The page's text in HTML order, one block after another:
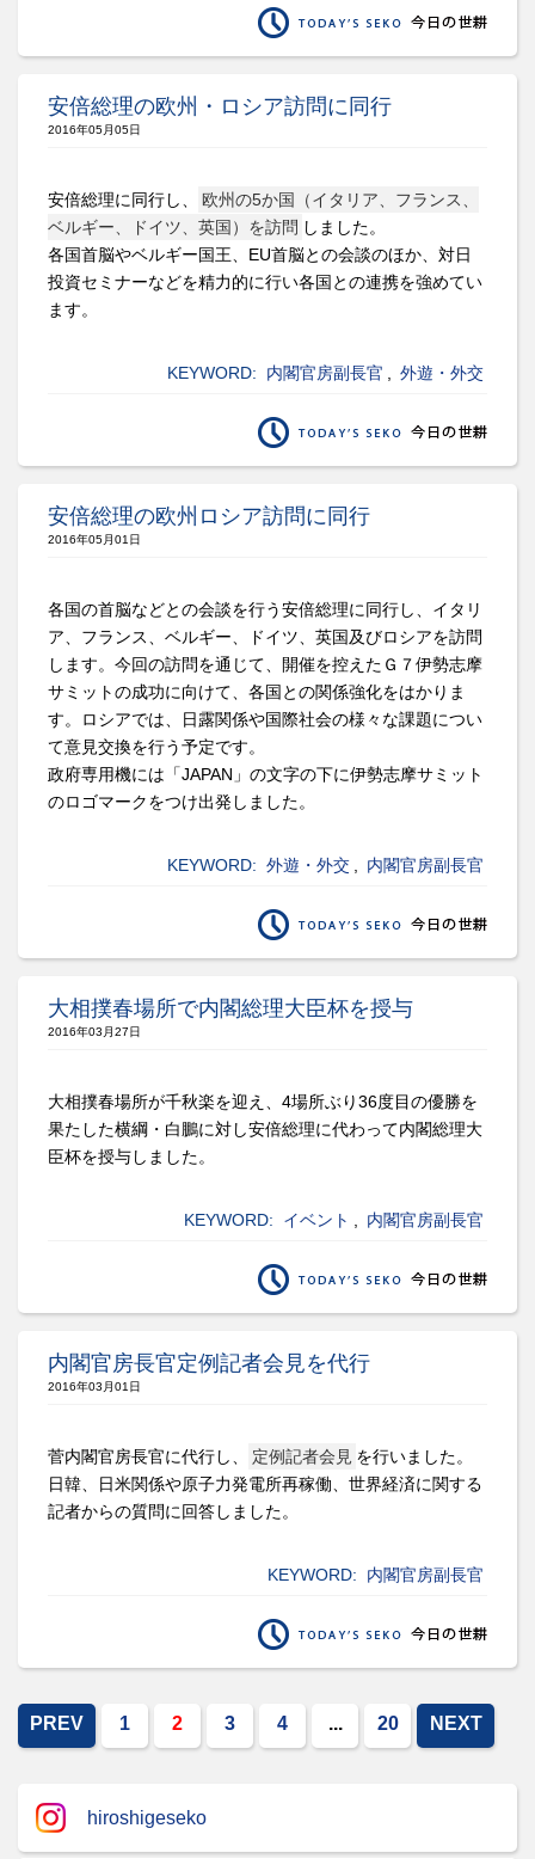
安倍総理の欧州・ロシア訪問に同行
2016年05月05日
安倍総理に同行し、
欧州の5か国（イタリア、フランス、
ベルギー、ドイツ、英国）を訪問 しました。
各国首脳やベルギー国王、EU首脳との会談のほか、対日
投資セミナーなどを精力的に行い各国との連携を強めてい
ます。
KEYWORD: 内閣官房副長官 外遊・外交
安倍総理の欧州ロシア訪問に同行
2016年05月01日
各国の首脳などとの会談を行う安倍総理に同行し、イタリ
ア、フランス、ベルギー、ドイツ、英国及びロシアを訪問
します。今回の訪問を通じて、開催を控えたＧ７伊勢志摩
サミットの成功に向けて、各国との関係強化をはかりま
す。ロシアでは、日露関係や国際社会の様々な課題につい
て意見交換を行う予定です。
政府専用機には「JAPAN」の文字の下に伊勢志摩サミット
のロゴマークをつけ出発しました。
KEYWORD: 外遊・外交 内閣官房副長官
大相撲春場所で内閣総理大臣杯を授与
2016年03月27日
大相撲春場所が千秋楽を迎え、4場所ぶり36度目の優勝を
果たした横綱・白鵬に対し安倍総理に代わって内閣総理大
臣杯を授与しました。
KEYWORD: イベント 内閣官房副長官
内閣官房長官定例記者会見を代行
2016年03月01日
菅内閣官房長官に代行し、 定例記者会見 を行いました。
日韓、日米関係や原子力発電所再稼働、世界経済に関する
記者からの質問に回答しました。
KEYWORD: 内閣官房副長官
PREV 1 2 3 4 ... 20 NEXT
hiroshigeseko